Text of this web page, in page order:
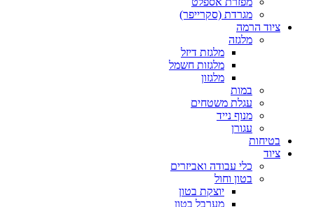
מגרדת (סקרייפר)
ציוד הרמה
מלגזה
מלגזת דיזל
מלגזות חשמל
מלגזון
במות
עגלת משטחים
מנוף נייד
עגורן
בטיחות
ציוד
כלי עבודה ואביזרים
בטון וחול
יוצקת בטון
מערבל בטון